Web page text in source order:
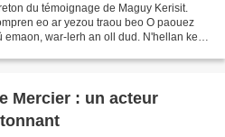
du témoignage de Maguy Kerisit.
eo ar yezou traou beo O paouez
war-lerh an oll dud. N'hellan ket
Mercier : un acteur